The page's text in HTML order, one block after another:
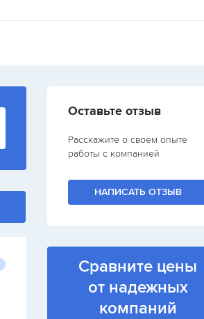
Оставьте отзыв
Расскажите о своем опыте
работы с компанией
НАПИСАТЬ ОТЗЫВ
Сравните цены
от надежных
компаний